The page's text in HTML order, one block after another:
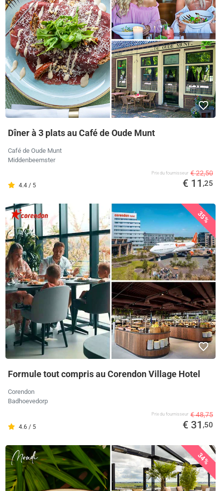
Dîner à 3 plats au Café de Oude Munt
Café de Oude Munt
Middenbeemster
4.4 / 5
Prix ​​du fournisseur € 22,50
€ 11 ,25
35%
Formule tout compris au Corendon Village Hotel
Corendon
Badhoevedorp
4.6 / 5
Prix ​​du fournisseur € 48,75
€ 31 ,50
34%